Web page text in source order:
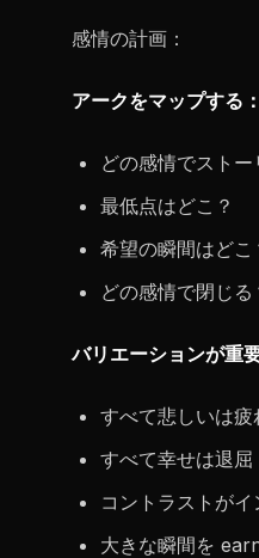
感情の計画：
アークをマップする：
どの感情でストー
最低点はどこ？
希望の瞬間はどこ
どの感情で閉じる
バリエーションが重
すべて悲しいは疲
すべて幸せは退屈
コントラストが
大きな瞬間を